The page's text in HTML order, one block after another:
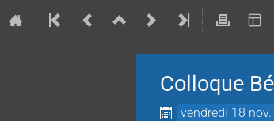
Colloque
vendredi 18